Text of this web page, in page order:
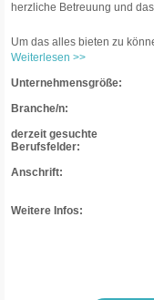
herzliche Betreuung und
Um das alles bieten zu
Weiterlesen >>
Unternehmensgröße:
Branche/n:
derzeit gesuchte
Berufsfelder:
Anschrift:
Weitere Infos: